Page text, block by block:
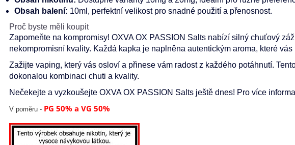
Obsah balení: 10ml, perfektní velikost pro snadné použití a přenosnost.
Proč byste měli koupit
Zapomeňte na kompromisy! OXVA OX PASSION Salts nabízí silný chuťový
nekompromisní kvality. Každá kapka je naplněna autentickým aroma, které
Zažijte vaping, který vás osloví a přinese vám radost z každého potáhnutí.
dokonalou kombinaci chuti a kvality.
Nečekejte a vyzkoušejte OXVA OX PASSION Salts ještě dnes! Pro více
V poměru - PG 50% a VG 50%